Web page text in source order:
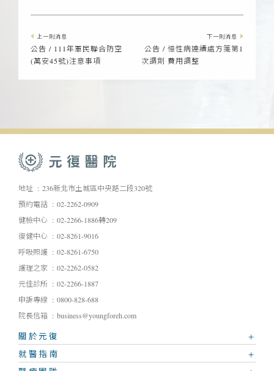
上一則消息
公告 / 111年軍民聯合防空
(萬安45號)注意事項
下一則消息
公告 / 慢性病連續處方箋第1
次調劑 費用調整
地址
236新北市土城區中央路二段320號
預約電話
02-2262-0909
健檢中心
02-2266-1886轉209
復健中心
02-8261-9016
呼吸照護
02-8261-6750
護理之家
02-2262-0582
元佳診所
02-2266-1887
申訴專線
0800-828-688
院長信箱
business@youngforeh.com
關於元復
就醫指南